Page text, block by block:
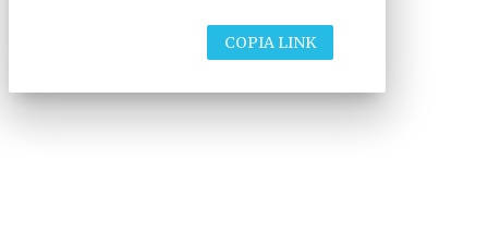
COPIA LINK